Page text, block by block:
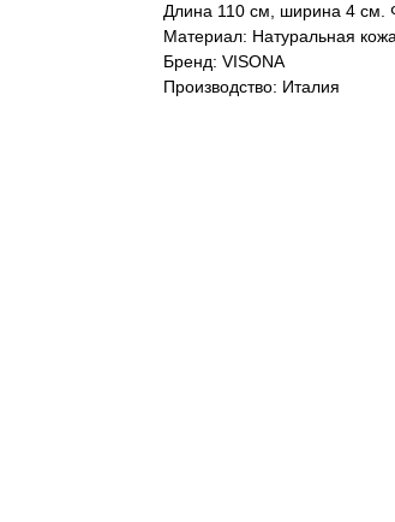
Длина 110 см, ширина 4 см.
Материал: Натуральная
Бренд: VISONA
Производство: Италия